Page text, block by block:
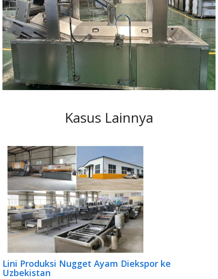
Kasus Lainnya
Lini Produksi Nugget Ayam Diekspor ke
Uzbekistan